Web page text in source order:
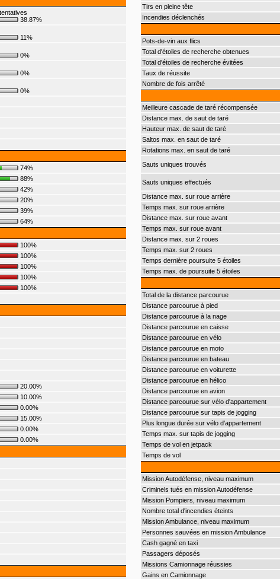
38.87%
11%
0%
0%
0%
74%
88%
42%
20%
39%
64%
100%
100%
100%
100%
100%
20.00%
10.00%
0.00%
15.00%
0.00%
0.00%
Tirs en pleine tête
Incendies déclenchés
Pots-de-vin aux flics
Total d'étoiles de recherche obtenues
Total d'étoiles de recherche évitées
Taux de réussite
Nombre de fois arrêté
Meilleure cascade de taré récompensée
Distance max. de saut de taré
Hauteur max. de saut de taré
Saltos max. en saut de taré
Rotations max. en saut de taré
Sauts uniques trouvés
Sauts uniques effectués
Distance max. sur roue arrière
Temps max. sur roue arrière
Distance max. sur roue avant
Temps max. sur roue avant
Distance max. sur 2 roues
Temps max. sur 2 roues
Temps dernière poursuite 5 étoiles
Temps max. de poursuite 5 étoiles
Total de la distance parcourue
Distance parcourue à pied
Distance parcourue à la nage
Distance parcourue en caisse
Distance parcourue en vélo
Distance parcourue en moto
Distance parcourue en bateau
Distance parcourue en voiturette
Distance parcourue en hélico
Distance parcourue en avion
Distance parcourue sur vélo d'appartement
Distance parcourue sur tapis de jogging
Plus longue durée sur vélo d'appartement
Temps max. sur tapis de jogging
Temps de vol en jetpack
Temps de vol
Mission Autodéfense, niveau maximum
Criminels tués en mission Autodéfense
Mission Pompiers, niveau maximum
Nombre total d'incendies éteints
Mission Ambulance, niveau maximum
Personnes sauvées en mission Ambulance
Cash gagné en taxi
Passagers déposés
Missions Camionnage réussies
Gains en Camionnage